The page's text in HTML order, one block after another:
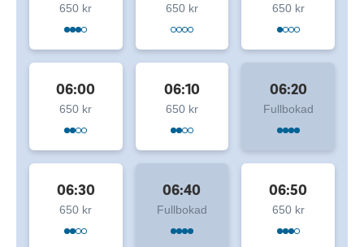
650 kr 650 kr 650 kr
06:00
650 kr
06:10
650 kr
06:20
Fullbokad
06:30
650 kr
06:40
Fullbokad
06:50
650 kr